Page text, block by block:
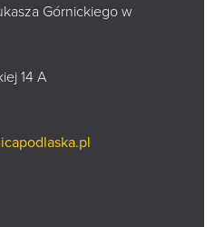
Górnickiego w
14 A